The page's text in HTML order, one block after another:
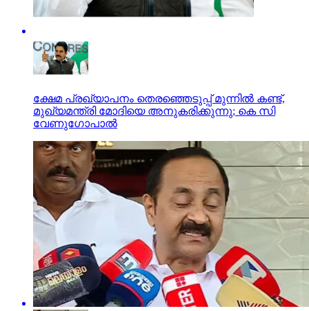
ക്ഷേമ പ്രഖ്യാപനം തെരഞ്ഞെടുപ്പ് മുന്നിൽ കണ്ട്,
മുഖ്യമന്ത്രി മോദിയെ അനുകരിക്കുന്നു; കെ സി
വേണുഗോപാൽ